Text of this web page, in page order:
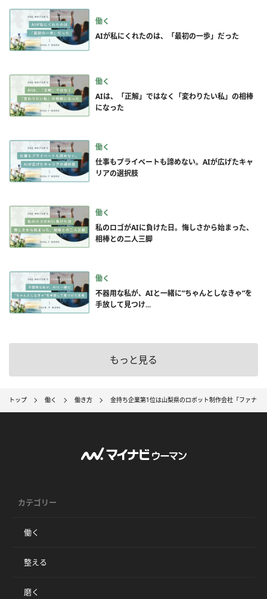
働く
AIが私にくれたのは、「最初の一歩」だった
働く
AIは、「正解」ではなく「変わりたい私」の相棒
になった
働く
仕事もプライベートも諦めない。AIが広げたキャ
リアの選択肢
働く
私のロゴがAIに負けた日。悔しさから始まった、
相棒との二人三脚
働く
不器用な私が、AIと一緒に”ちゃんとしなきゃ”を
手放して見つけ...
もっと見る
トップ 働く 働き方 金持ち企業第1位は山梨県のロボット制作会社「ファナッ
カテゴリー
働く
整える
磨く